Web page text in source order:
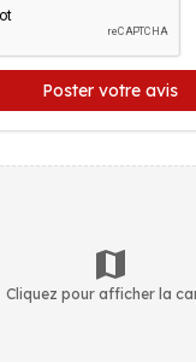
Poster votre avis
Cliquez pour afficher la